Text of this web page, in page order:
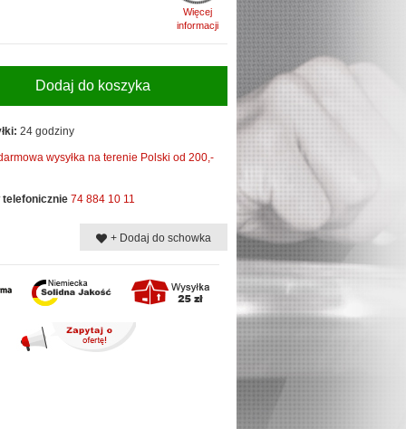
Więcej
informacji
Dodaj do koszyka
24 godziny
wysyłka na terenie Polski od 200,-
telefonicznie 74 884 10 11
+ Dodaj do schowka